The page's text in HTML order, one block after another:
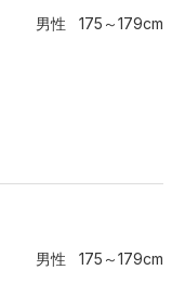
男性 175～179cm
男性 175～179cm